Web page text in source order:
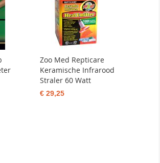
Zoo Med Repticare
Keramische Infrarood
Straler 60 Watt
€ 29,25